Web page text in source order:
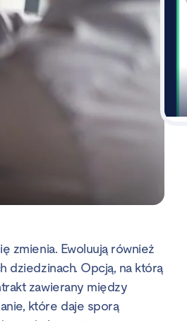
zmienia. Ewoluują również
dziedzinach. Opcją, na którą
zawierany między
które daje sporą